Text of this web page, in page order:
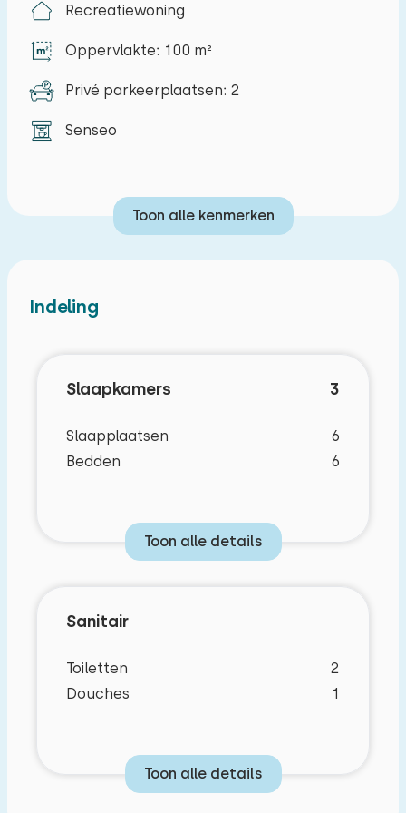
Recreatiewoning
Oppervlakte: 100 m²
Privé parkeerplaatsen: 2
Senseo
Toon alle kenmerken
Indeling
Slaapkamers 3
Slaapplaatsen
6
Bedden
6
Toon alle details
Sanitair
Toiletten
2
Douches
1
Toon alle details